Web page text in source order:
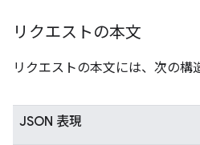
リクエストの本文
リクエストの本文には、次の構
JSON 表現